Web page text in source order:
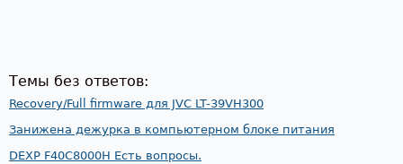
Темы без ответов:
Recovery/Full firmware для JVC LT-39VH300
Занижена дежурка в компьютерном блоке питания
DEXP F40C8000H Есть вопросы.